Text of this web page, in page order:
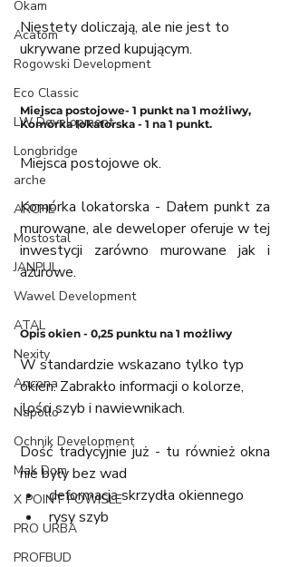
Okam
Acatom
Rogowski Development
Eco Classic
LW Development
Longbridge
arche
ARCHE
Mostostal
JANPUL
Wawel Development
ATAL
Nexity
Ancona
Napollo
Ochnik Development
Mak Dom
X POINT POWISLE
PRO URBA
PROFBUD
Niestety doliczają, ale nie jest to
ukrywane przed kupującym.
Miejsca postojowe- 1 punkt na 1 możliwy,
Komórka lokatorska - 1 na 1 punkt.
Miejsca postojowe ok.
Komórka lokatorska - Dałem punkt za
murowane, ale deweloper oferuje w tej
inwestycji zarówno murowane jak i
ażurowe.
Opis okien - 0,25 punktu na 1 możliwy
W standardzie wskazano tylko typ
okien. Zabrakło informacji o kolorze,
ilości szyb i nawiewnikach.
Dość tradycyjnie już - tu również okna
nie były bez wad
deformacja skrzydła okiennego
rysy szyb